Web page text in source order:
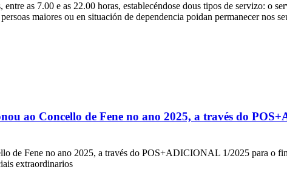
as 7.00 e as 22.00 horas, establecéndose dous tipos de servizo: o
maiores ou en situación de dependencia poidan permanecer nos
ao Concello de Fene no ano 2025, a través do
de Fene no ano 2025, a través do POS+ADICIONAL 1/2025 para o
extraordinarios